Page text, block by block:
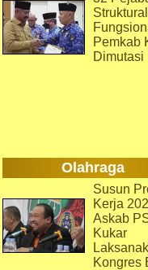
Pemkab
Dimutasi
Olahraga
Susun
Kerja
Askab
Kukar
Kongres